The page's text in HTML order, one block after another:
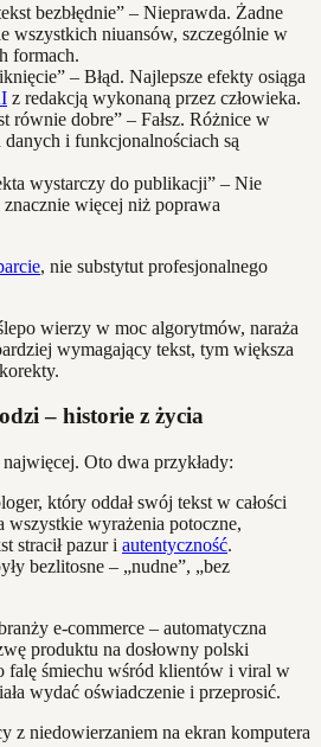
bezbłędnie” – Nieprawda. Żadne
wszystkich niuansów, szczególnie w
formach.
– Błąd. Najlepsze efekty osiąga
z redakcją wykonaną przez człowieka.
równie dobre” – Fałsz. Różnice w
i funkcjonalnościach są
wystarczy do publikacji” – Nie
więcej niż poprawa
, nie substytut profesjonalnego
wierzy w moc algorytmów, naraża
wymagający tekst, tym większa
– historie z życia
Oto dwa przykłady:
który oddał swój tekst w całości
wszystkie wyrażenia potoczne,
stracił pazur i autentyczność.
bezlitosne – „nudne”, „bez
e-commerce – automatyczna
produktu na dosłowny polski
falę śmiechu wśród klientów i viral w
wydać oświadczenie i przeprosić.